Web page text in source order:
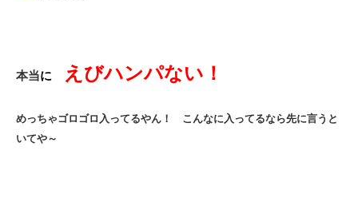
本当に えびハンパない！
めっちゃゴロゴロ入ってるやん！ こんなに入ってるなら先に言うと
いてや～